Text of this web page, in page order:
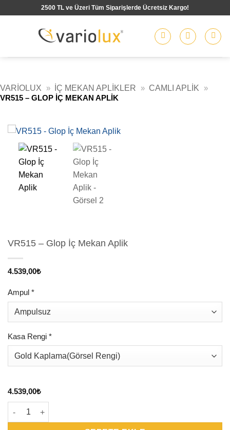
2500 TL ve Üzeri Tüm Siparişlerde Ücretsiz Kargo!
VARIOLUX » İÇ MEKAN APLIKLER » CAMLI APLIK
»
VR515 – GLOP İÇ MEKAN APLIK
VR515 – Glop İç Mekan Aplik
4.539,00₺
Ampul *
Kasa Rengi *
4.539,00₺
VR515 - Glop İç Mekan Aplik adet